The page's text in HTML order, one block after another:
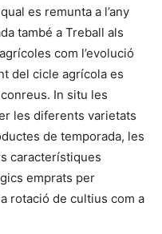
es remunta a l’any
també a Treball als
com l’evolució
del cicle agrícola es
In situ les
les diferents varietats
de temporada, les
característiques
emprats per
rotació de cultius com a